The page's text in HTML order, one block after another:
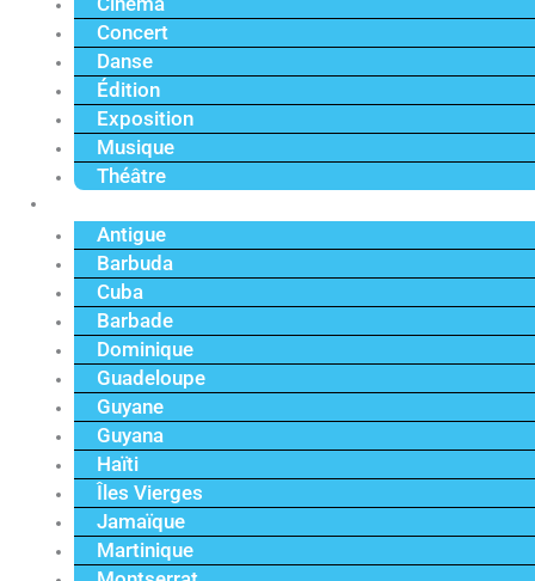
Concert
Danse
Édition
Exposition
Musique
Théâtre
Antigue
Barbuda
Cuba
Barbade
Dominique
Guadeloupe
Guyane
Guyana
Haïti
Îles Vierges
Jamaïque
Martinique